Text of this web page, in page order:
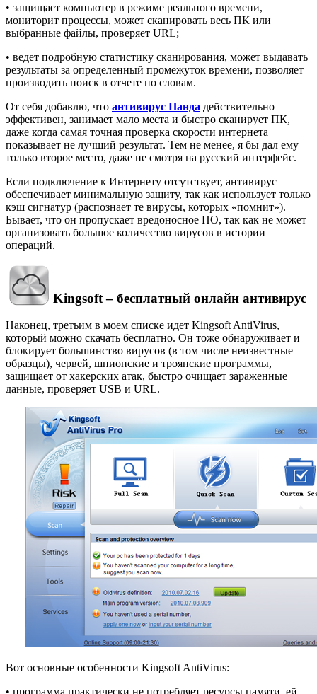
• защищает компьютер в режиме реального времени,
мониторит процессы, может сканировать весь ПК или
выбранные файлы, проверяет URL;
• ведет подробную статистику сканирования, может выдавать
результаты за определенный промежуток времени, позволяет
производить поиск в отчете по словам.
От себя добавлю, что антивирус Панда действительно
эффективен, занимает мало места и быстро сканирует ПК,
даже когда самая точная проверка скорости интернета
показывает не лучший результат. Тем не менее, я бы дал ему
только второе место, даже не смотря на русский интерфейс.
Если подключение к Интернету отсутствует, антивирус
обеспечивает минимальную защиту, так как использует только
кэш сигнатур (распознает те вирусы, которых «помнит»).
Бывает, что он пропускает вредоносное ПО, так как не может
организовать большое количество вирусов в истории
операций.
Kingsoft – бесплатный онлайн антивирус
Наконец, третьим в моем списке идет Kingsoft AntiVirus,
который можно скачать бесплатно. Он тоже обнаруживает и
блокирует большинство вирусов (в том числе неизвестные
образцы), червей, шпионские и троянские программы,
защищает от хакерских атак, быстро очищает зараженные
данные, проверяет USB и URL.
Вот основные особенности Kingsoft AntiVirus: